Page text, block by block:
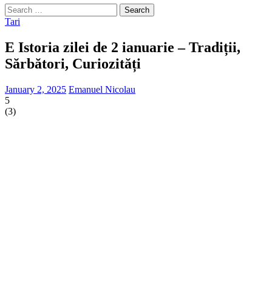
Search
for:
Tari
E Istoria zilei de 2 ianuarie – Tradiții,
Sărbători, Curiozități
January 2, 2025 Emanuel Nicolau
5
(3)